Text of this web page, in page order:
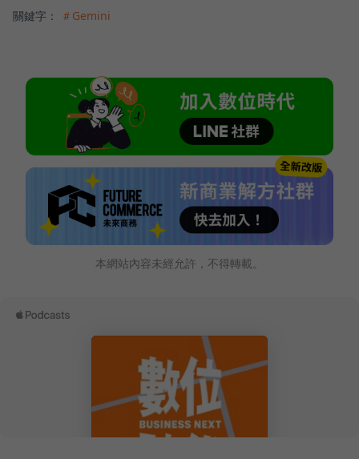
關鍵字： ＃Gemini
本網站內容未經允許，不得轉載。